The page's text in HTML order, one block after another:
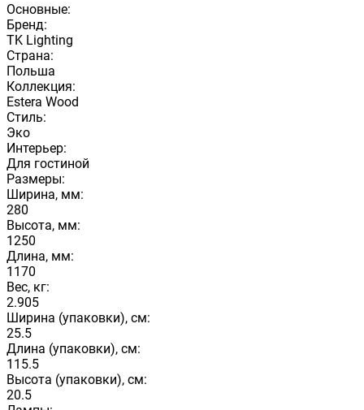
Основные:
Бренд:
TK Lighting
Страна:
Польша
Коллекция:
Estera Wood
Стиль:
Эко
Интерьер:
Для гостиной
Размеры:
Ширина, мм:
280
Высота, мм:
1250
Длина, мм:
1170
Вес, кг:
2.905
Ширина (упаковки), см:
25.5
Длина (упаковки), см:
115.5
Высота (упаковки), см:
20.5